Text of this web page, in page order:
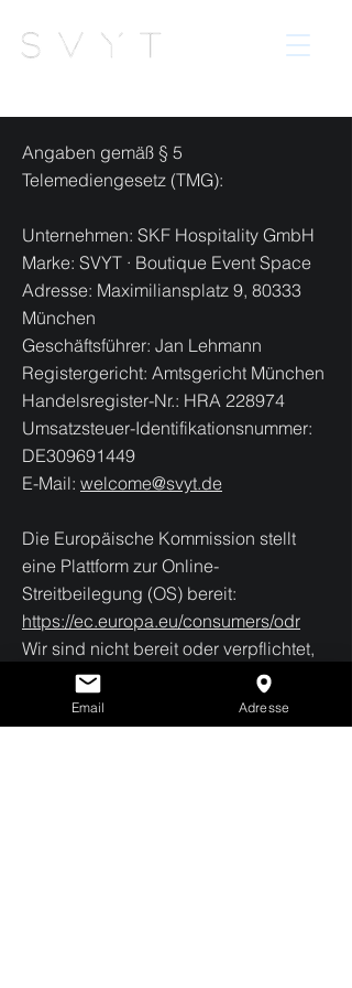
Angaben gemäß § 5
Telemediengesetz (TMG):
Unternehmen: SKF Hospitality GmbH
Marke: SVYT · Boutique Event Space
Adresse: Maximiliansplatz 9, 80333
München
Geschäftsführer: Jan Lehmann
Registergericht: Amtsgericht München
Handelsregister-Nr.: HRA 228974
Umsatzsteuer-Identifikationsnummer:
DE309691449
E-Mail: welcome@svyt.de
Die Europäische Kommission stellt
eine Plattform zur Online-
Streitbeilegung (OS) bereit:
https://ec.europa.eu/consumers/odr
Wir sind nicht bereit oder verpflichtet,
an Streitbeilegungsverfahren vor einer
Verbraucherschlichtungsstelle
teilzunehmen.
Email Adresse